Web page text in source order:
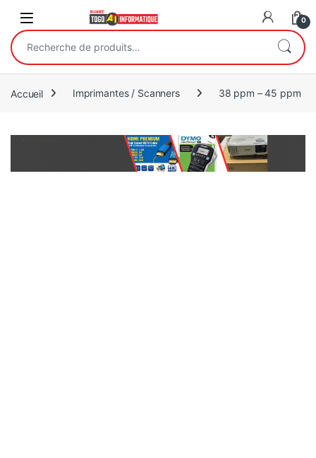
Open 0
Recherche pour :
Accueil Imprimantes / Scanners 38 ppm – 45 ppm